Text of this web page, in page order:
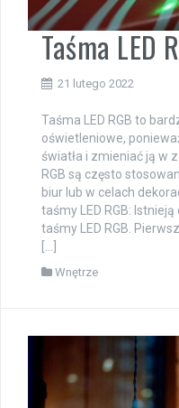
Taśma LED
21 lutego 2022
Taśma LED RGB to
oświetleniowe,
światła i zmieniać ją w
RGB są często
biur lub w celach
taśmy LED RGB:
taśmy LED RGB.
Wnętrze